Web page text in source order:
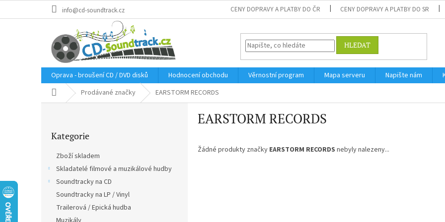
info@cd-soundtrack.cz CENY DOPRAVY A PLATBY DO ČR CENY DOPRAVY A PLATBY DO SR
HLEDAT
Oprava - broušení CD / DVD disků Hodnocení obchodu Věrnostní program Mapa serveru Napište nám
Domů Prodávané značky EARSTORM RECORDS
kategorie
Kategorie
Zboží skladem
Skladatelé filmové a muzikálové hudby
Soundtracky na CD
Soundtracky na LP / Vinyl
Trailerová / Epická hudba
EARSTORM RECORDS
Žádné produkty značky EARSTORM RECORDS nebyly nalezeny...